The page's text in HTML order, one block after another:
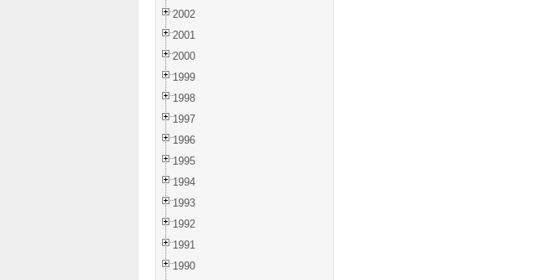
2002
2001
2000
1999
1998
1997
1996
1995
1994
1993
1992
1991
1990